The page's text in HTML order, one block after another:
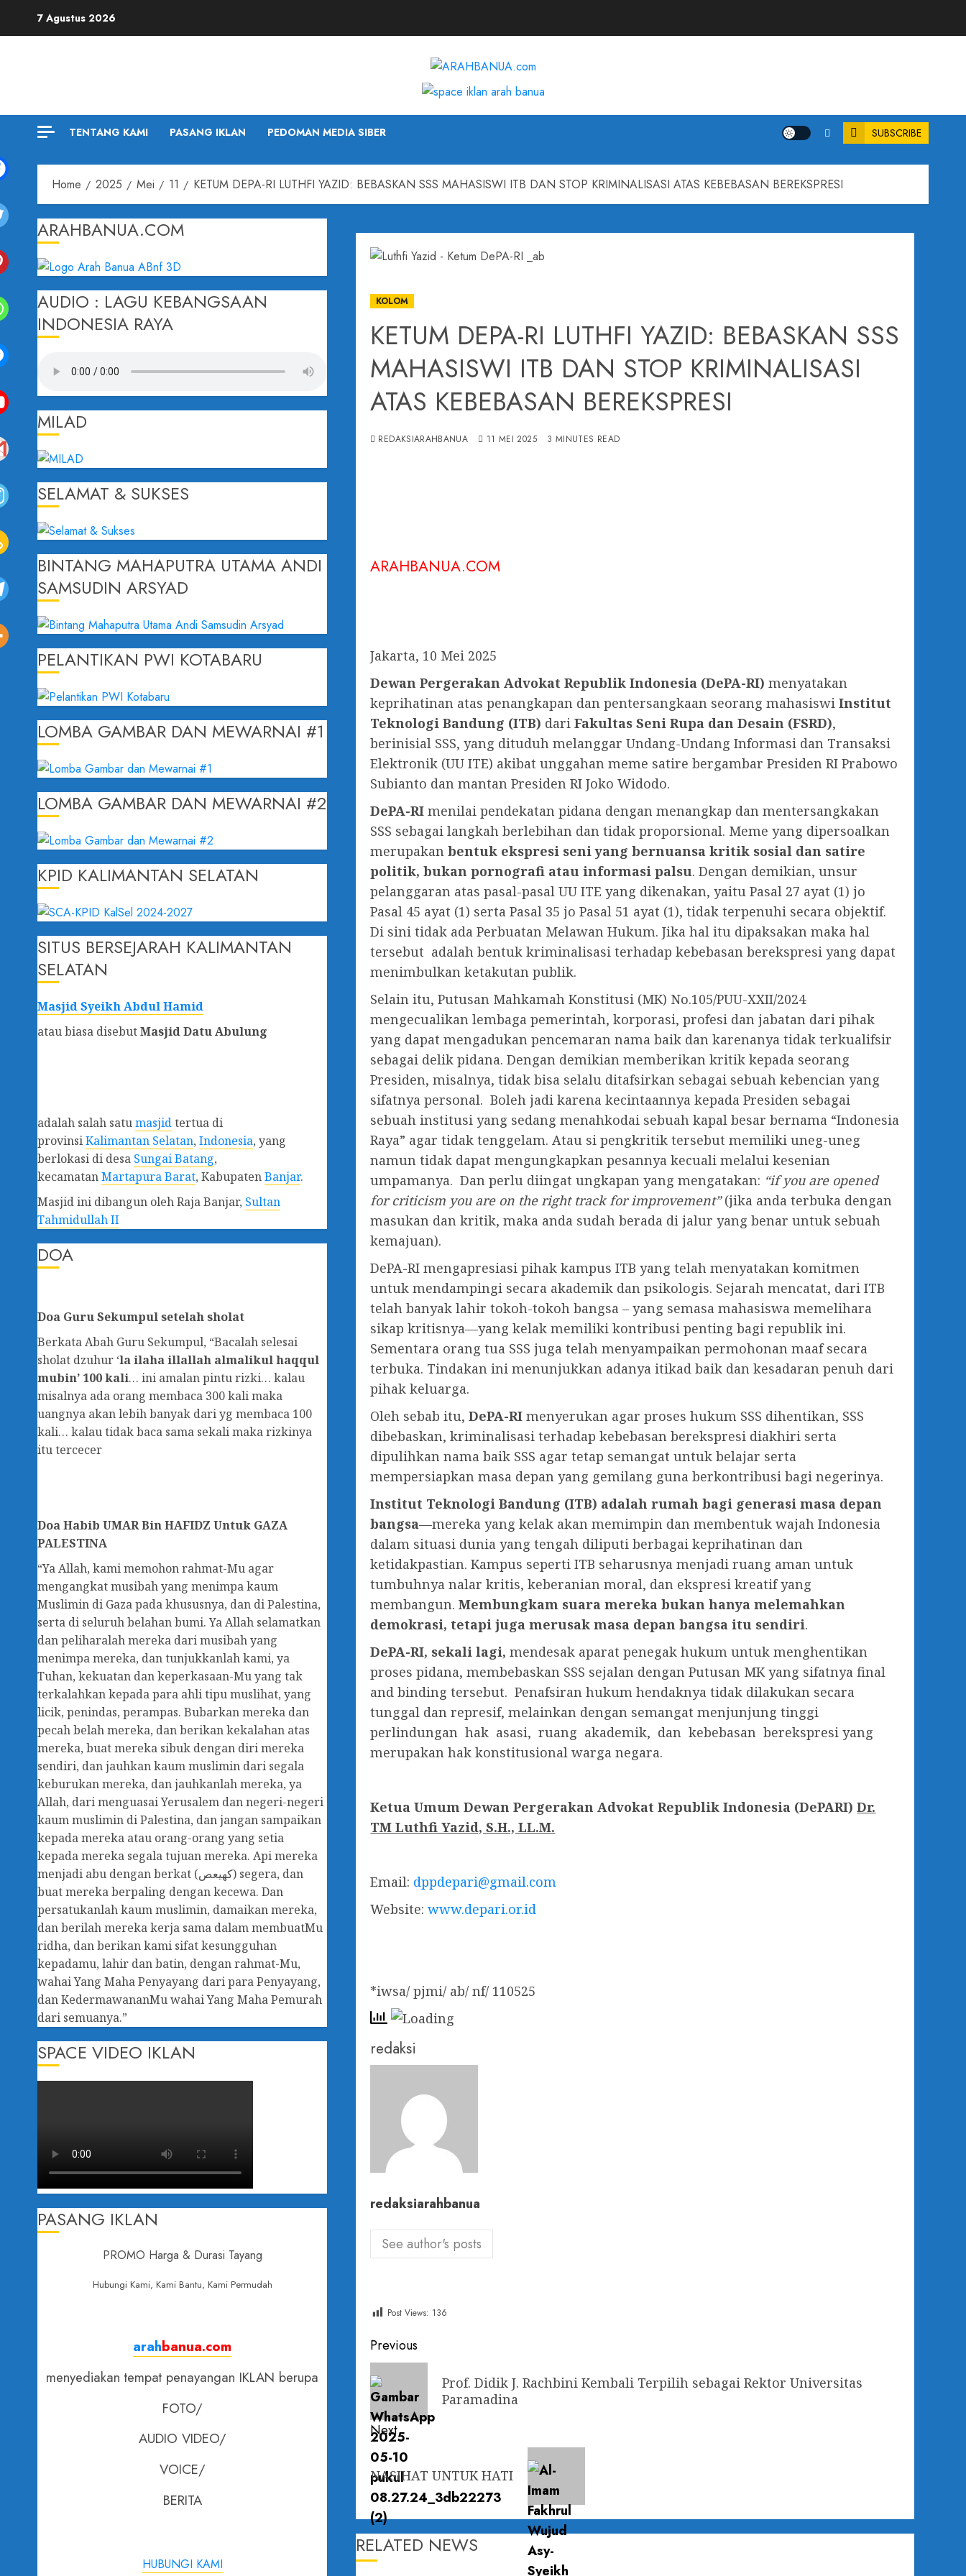
7 Agustus 2026
TENTANG KAMI PASANG IKLAN PEDOMAN MEDIA SIBER SUBSCRIBE
Home 2025 Mei 11 KETUM DEPA-RI LUTHFI YAZID: BEBASKAN SSS MAHASISWI ITB DAN STOP KRIMINALISASI ATAS KEBEBASAN BEREKSPRESI
KOLOM
KETUM DEPA-RI LUTHFI YAZID: BEBASKAN SSS
MAHASISWI ITB DAN STOP KRIMINALISASI
ATAS KEBEBASAN BEREKSPRESI
REDAKSIARAHBANUA 11 MEI 2025 3 MINUTES READ
ARAHBANUA.COM
Jakarta, 10 Mei 2025
Dewan Pergerakan Advokat Republik Indonesia (DePA-RI)menyatakan
keprihatinan atas penangkapan dan pentersangkaan seorang mahasiswiInstitut
Teknologi Bandung (ITB) dariFakultas Seni Rupa dan Desain (FSRD),
berinisial SSS, yang dituduh melanggar Undang-Undang Informasi dan Transaksi
Elektronik (UU ITE) akibat unggahan meme satire bergambar Presiden RI Prabowo
Subianto dan mantan Presiden RI Joko Widodo.
DePA-RImenilai pendekatan pidana dengan menangkap dan mentersangkakan
SSS sebagai langkah berlebihan dan tidak proporsional. Meme yang dipersoalkan
merupakanbentuk ekspresi seni yang bernuansa kritik sosial dan satire
politik, bukan pornografi atau informasi palsu. Dengan demikian, unsur
pelanggaran atas pasal-pasal UU ITE yang dikenakan, yaitu Pasal 27 ayat (1) jo
Pasal 45 ayat (1) serta Pasal 35 jo Pasal 51 ayat (1), tidak terpenuhi secara objektif.
Di sini tidak ada Perbuatan Melawan Hukum. Jika hal itu dipaksakan maka hal
tersebut adalah bentuk kriminalisasi terhadap kebebasan berekspresi yang dapat
menimbulkan ketakutan publik.
Selain itu, Putusan Mahkamah Konstitusi (MK) No.105/PUU-XXII/2024
mengecualikan lembaga pemerintah, korporasi, profesi dan jabatan dari pihak
yang dapat mengadukan pencemaran nama baik dan karenanya tidak terkualifsir
sebagai delik pidana. Dengan demikian memberikan kritik kepada seorang
Presiden, misalnya, tidak bisa selalu ditafsirkan sebagai sebuah kebencian yang
sifatnya personal. Boleh jadi karena kecintaannya kepada Presiden sebagai
sebuah institusi yang sedang menahkodai sebuah kapal besar bernama “Indonesia
Raya” agar tidak tenggelam. Atau si pengkritik tersebut memiliki uneg-uneg
namun tidak dapat mengungkapkan pesannya kecuali melalui kesenian
umpamanya. Dan perlu diingat ungkapan yang mengatakan: “if you are opened
for criticism you are on the right track for improvement”(jika anda terbuka dengan
masukan dan kritik, maka anda sudah berada di jalur yang benar untuk sebuah
kemajuan).
DePA-RI mengapresiasi pihak kampus ITB yang telah menyatakan komitmen
untuk mendampingi secara akademik dan psikologis. Sejarah mencatat, dari ITB
telah banyak lahir tokoh-tokoh bangsa – yang semasa mahasiswa memelihara
sikap kritisnya—yang kelak memiliki kontribusi penting bagi republik ini.
Sementara orang tua SSS juga telah menyampaikan permohonan maaf secara
terbuka. Tindakan ini menunjukkan adanya itikad baik dan kesadaran penuh dari
pihak keluarga.
Oleh sebab itu,DePA-RImenyerukan agar proses hukum SSS dihentikan, SSS
dibebaskan, kriminalisasi terhadap kebebasan berekspresi diakhiri serta
dipulihkan nama baik SSS agar tetap semangat untuk belajar serta
mempersiapkan masa depan yang gemilang guna berkontribusi bagi negerinya.
Institut Teknologi Bandung (ITB) adalah rumah bagi generasi masa depan
bangsa—mereka yang kelak akan memimpin dan membentuk wajah Indonesia
dalam situasi dunia yang tengah diliputi berbagai keprihatinan dan
ketidakpastian. Kampus seperti ITB seharusnya menjadi ruang aman untuk
tumbuhnya nalar kritis, keberanian moral, dan ekspresi kreatif yang
membangun.Membungkam suara mereka bukan hanya melemahkan
demokrasi, tetapi juga merusak masa depan bangsa itu sendiri.
DePA-RI, sekali lagi,mendesak aparat penegak hukum untuk menghentikan
proses pidana, membebaskan SSS sejalan dengan Putusan MK yang sifatnya final
and binding tersebut. Penafsiran hukum hendaknya tidak dilakukan secara
tunggal dan represif, melainkan dengan semangat menjunjung tinggi
perlindungan hak asasi, ruang akademik, dan kebebasan berekspresi yang
merupakan hak konstitusional warga negara.
Ketua UmumDewan Pergerakan Advokat Republik Indonesia (DePARI)Dr.
TM Luthfi Yazid, S.H., LL.M.
Email: dppdepari@gmail.com
Website:www.depari.or.id
*iwsa/ pjmi/ ab/ nf/ 110525
redaksi
redaksiarahbanua
See author's posts
Post Views: 136
Previous
Prof. Didik J. Rachbini Kembali Terpilih sebagai Rektor Universitas
Paramadina
Next
NASIHAT UNTUK HATI
RELATED NEWS
ARAHBANUA.COM
AUDIO : LAGU KEBANGSAAN
INDONESIA RAYA
MILAD
SELAMAT & SUKSES
BINTANG MAHAPUTRA UTAMA ANDI
SAMSUDIN ARSYAD
PELANTIKAN PWI KOTABARU
LOMBA GAMBAR DAN MEWARNAI #1
LOMBA GAMBAR DAN MEWARNAI #2
KPID KALIMANTAN SELATAN
SITUS BERSEJARAH KALIMANTAN
SELATAN
Masjid Syeikh Abdul Hamid
atau biasa disebutMasjid Datu Abulung
adalah salah satumasjidtertua di
provinsiKalimantan Selatan,Indonesia, yang
berlokasi di desa Sungai Batang,
kecamatanMartapura Barat, KabupatenBanjar.
Masjid ini dibangun oleh Raja Banjar, Sultan
Tahmidullah II
DOA
Doa Guru Sekumpul setelah sholat
Berkata Abah Guru Sekumpul, “Bacalah selesai
sholat dzuhur ‘la ilaha illallah almalikul haqqul
mubin’ 100 kali… ini amalan pintu rizki… kalau
misalnya ada orang membaca 300 kali maka
uangnya akan lebih banyak dari yg membaca 100
kali… kalau tidak baca sama sekali maka rizkinya
itu tercecer
DoaHabib UMAR Bin HAFIDZ Untuk GAZA
PALESTINA
“Ya Allah, kami memohon rahmat-Mu agar
mengangkat musibah yang menimpa kaum
Muslimin di Gaza pada khususnya, dan di Palestina,
serta di seluruh belahan bumi. Ya Allah selamatkan
dan peliharalah mereka dari musibah yang
menimpa mereka, dan tunjukkanlah kami, ya
Tuhan, kekuatan dan keperkasaan-Mu yang tak
terkalahkan kepada para ahli tipu muslihat, yang
licik, penindas, perampas. Bubarkan mereka dan
pecah belah mereka, dan berikan kekalahan atas
mereka, buat mereka sibuk dengan diri mereka
sendiri, dan jauhkan kaum muslimin dari segala
keburukan mereka, dan jauhkanlah mereka, ya
Allah, dari menguasai Yerusalem dan negeri-negeri
kaum muslimin di Palestina, dan jangan sampaikan
kepada mereka atau orang-orang yang setia
kepada mereka segala tujuan mereka. Api mereka
menjadi abu dengan berkat (كهيعص) segera, dan
buat mereka berpaling dengan kecewa. Dan
persatukanlah kaum muslimin, damaikan mereka,
dan berilah mereka kerja sama dalam membuatMu
ridha, dan berikan kami sifat kesungguhan
kepadamu, lahir dan batin, dengan rahmat-Mu,
wahai Yang Maha Penyayang dari para Penyayang,
dan KedermawananMu wahai Yang Maha Pemurah
dari semuanya.”
SPACE VIDEO IKLAN
PASANG IKLAN
PROMO Harga & Durasi Tayang
Hubungi Kami, Kami Bantu, Kami Permudah
arahbanua.com
menyediakan tempat penayangan IKLAN berupa
FOTO/
AUDIO VIDEO/
VOICE/
BERITA
HUBUNGI KAMI